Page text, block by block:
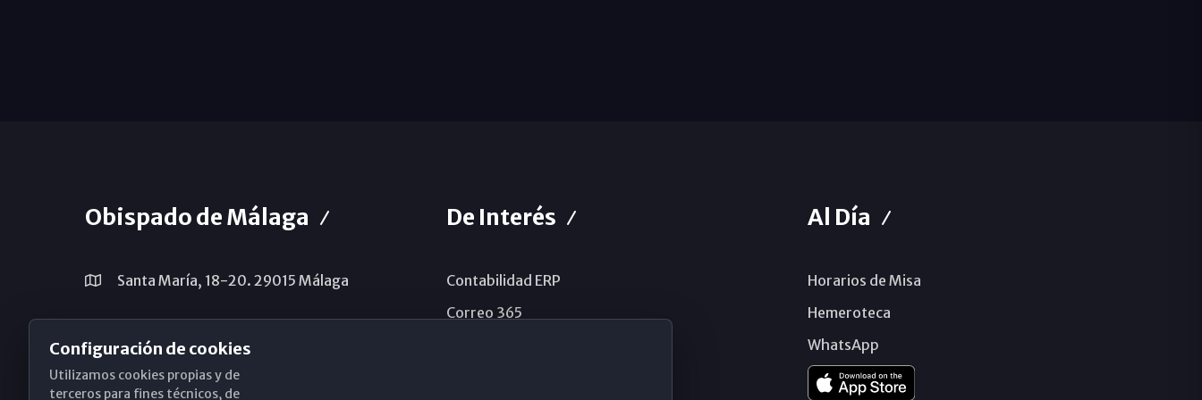
Obispado de Málaga
Santa María, 18-20. 29015 Málaga
obispado@diocesismalaga.es
De Interés
Contabilidad ERP
Correo 365
Al Día
Horarios de Misa
Hemeroteca
WhatsApp
Configuración de cookies
Utilizamos cookies propias y de
terceros para fines técnicos, de